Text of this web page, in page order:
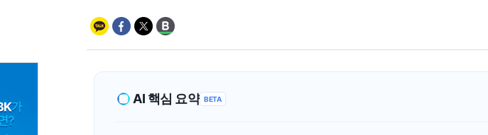
보훈부,
트럼프 "금
AI 핵심 요약 BETA